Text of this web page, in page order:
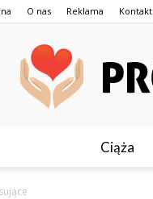
O nas Reklama Kontakt
Ciąża